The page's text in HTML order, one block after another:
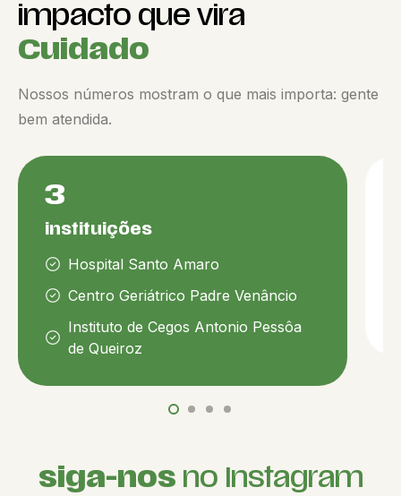
impacto que vira
Cuidado
Nossos números mostram o que mais importa: gente
bem atendida.
3
instituições
Hospital Santo Amaro
Centro Geriátrico Padre Venâncio
Instituto de Cegos Antonio Pessôa
de Queiroz
siga-nos no Instagram